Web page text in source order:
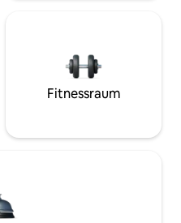
Fitnessraum